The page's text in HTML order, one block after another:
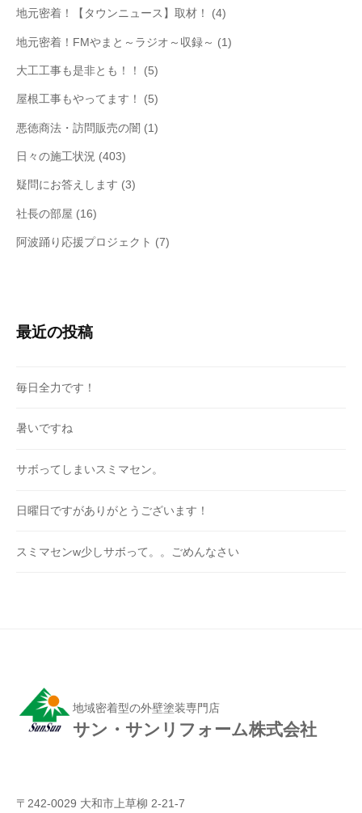
地元密着！【タウンニュース】取材！ (4)
地元密着！FMやまと～ラジオ～収録～ (1)
大工工事も是非とも！！ (5)
屋根工事もやってます！ (5)
悪徳商法・訪問販売の闇 (1)
日々の施工状況 (403)
疑問にお答えします (3)
社長の部屋 (16)
阿波踊り応援プロジェクト (7)
最近の投稿
毎日全力です！
暑いですね
サボってしまいスミマセン。
日曜日ですがありがとうございます！
スミマセンw少しサボって。。ごめんなさい
地域密着型の外壁塗装専門店
サン・サンリフォーム株式会社
〒242-0029 大和市上草柳 2-21-7